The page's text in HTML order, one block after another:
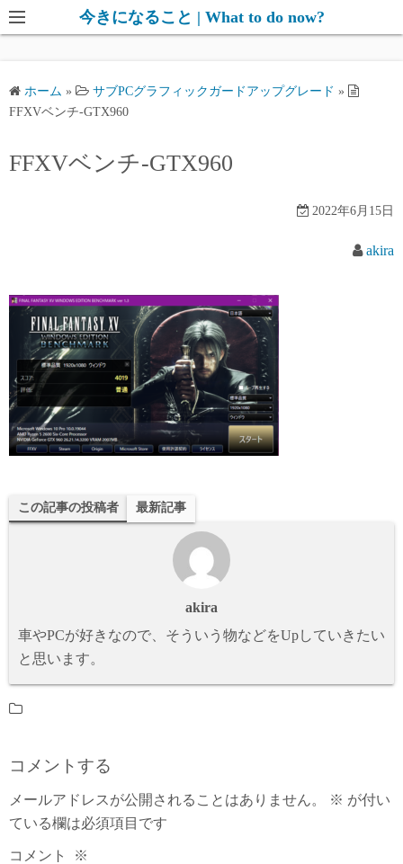
コ
ン
ツ
キ
今きになること | What to do now?
ホーム » サブPCグラフィックガードアップグレード »
FFXVベンチ-GTX960
FFXVベンチ-GTX960
2022年6月15日
akira
この記事の投稿者 最新記事
akira
車やPCが好きなので、そういう物などをUpしていきたい
と思います。
コメントする
メールアドレスが公開されることはありません。 ※ が付い
ている欄は必須項目です
コメント ※